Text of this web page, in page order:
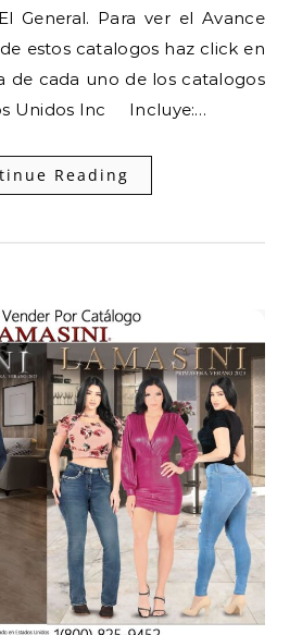
General. Para ver el Avance
estos catalogos haz click en
de cada uno de los catalogos
Unidos Inc Incluye:…
Reading